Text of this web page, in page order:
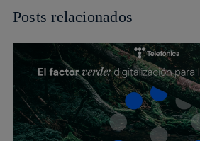
Posts relacionados